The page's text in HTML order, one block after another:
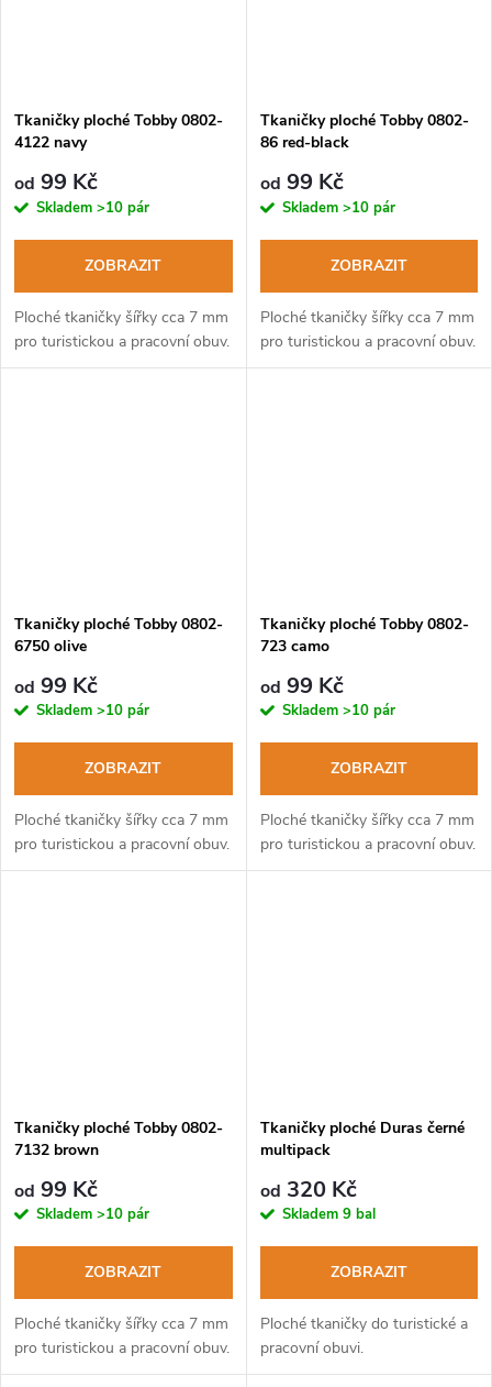
Tkaničky ploché Tobby 0802-
4122 navy
od 99 Kč
Skladem >10 pár
ZOBRAZIT
Ploché tkaničky šířky cca 7 mm
pro turistickou a pracovní obuv.
Tkaničky ploché Tobby 0802-
86 red-black
od 99 Kč
Skladem >10 pár
ZOBRAZIT
Ploché tkaničky šířky cca 7 mm
pro turistickou a pracovní obuv.
Tkaničky ploché Tobby 0802-
6750 olive
od 99 Kč
Skladem >10 pár
ZOBRAZIT
Ploché tkaničky šířky cca 7 mm
pro turistickou a pracovní obuv.
Tkaničky ploché Tobby 0802-
723 camo
od 99 Kč
Skladem >10 pár
ZOBRAZIT
Ploché tkaničky šířky cca 7 mm
pro turistickou a pracovní obuv.
Tkaničky ploché Tobby 0802-
7132 brown
od 99 Kč
Skladem >10 pár
ZOBRAZIT
Ploché tkaničky šířky cca 7 mm
pro turistickou a pracovní obuv.
Tkaničky ploché Duras černé
multipack
od 320 Kč
Skladem 9 bal
ZOBRAZIT
Ploché tkaničky do turistické a
pracovní obuvi.